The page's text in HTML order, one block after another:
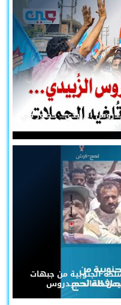
الزُبيدي... حضورٌ في
الجنوبية من جبهات
القائد عيدروس